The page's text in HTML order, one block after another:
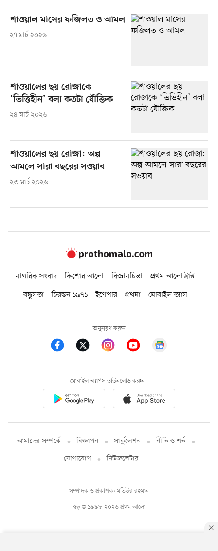
শাওয়াল মাসের ফজিলত ও আমল
২৭ মার্চ ২০২৬
শাওয়ালের ছয় রোজাকে
‘ভিত্তিহীন’ বলা কতটা যৌক্তিক
২৪ মার্চ ২০২৬
শাওয়ালের ছয় রোজা: অল্প
আমলে সারা বছরের সওয়াব
২৩ মার্চ ২০২৬
নাগরিক সংবাদ কিশোর আলো বিজ্ঞানচিন্তা
প্রথম আলো ট্রাস্ট
বন্ধুসভা
চিরন্তন ১৯৭১ ইপেপার প্রথমা মোবাইল ভ্যাস
অনুসরণ করুন
মোবাইল অ্যাপস ডাউনলোড করুন
আমাদের সম্পর্কে বিজ্ঞাপন সার্কুলেশন
নীতি ও শর্ত
যোগাযোগ
নিউজলেটার
স্বত্ব © ১৯৯৮-২০২৬ প্রথম আলো
সম্পাদক ও প্রকাশক: মতিউর রহমান